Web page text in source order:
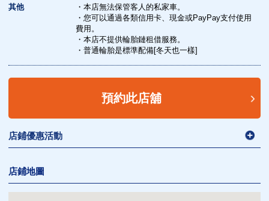
其他
・本店無法保管客人的私家車。
・您可以通過各類信用卡、現金或PayPay支付使用
費用。
・本店不提供輪胎鏈租借服務。
・普通輪胎是標準配備[冬天也一樣]
預約此店舖
店鋪優惠活動
店鋪地圖